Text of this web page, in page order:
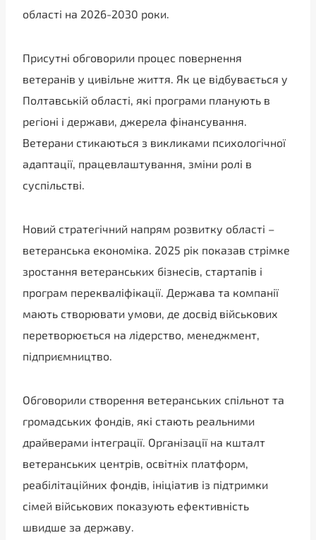
області на 2026-2030 роки.
Присутні обговорили процес повернення
ветеранів у цивільне життя. Як це відбувається у
Полтавській області, які програми планують в
регіоні і держави, джерела фінансування.
Ветерани стикаються з викликами психологічної
адаптації, працевлаштування, зміни ролі в
суспільстві.
Новий стратегічний напрям розвитку області –
ветеранська економіка. 2025 рік показав стрімке
зростання ветеранських бізнесів, стартапів і
програм перекваліфікації. Держава та компанії
мають створювати умови, де досвід військових
перетворюється на лідерство, менеджмент,
підприємництво.
Обговорили створення ветеранських спільнот та
громадських фондів, які стають реальними
драйверами інтеграції. Організації на кшталт
ветеранських центрів, освітніх платформ,
реабілітаційних фондів, ініціатив із підтримки
сімей військових показують ефективність
швидше за державу.